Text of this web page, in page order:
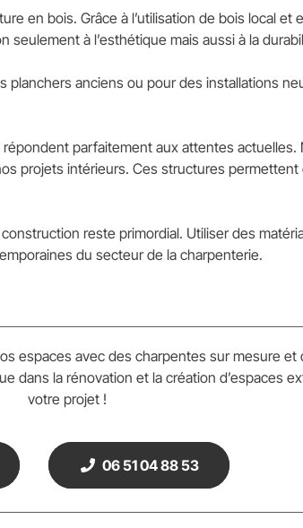
en bois. Grâce à l’utilisation de bois local et
à l’esthétique mais aussi à la
anciens ou pour des installations
parfaitement aux attentes
projets intérieurs. Ces structures
reste primordial. Utiliser des
du secteur de la charpenterie.
espaces avec des charpentes sur mesure
dans la rénovation et la création d’espaces
votre projet !
06 51 04 88 53